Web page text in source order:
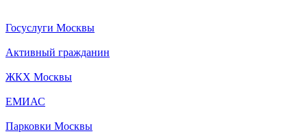
Госуслуги Москвы
Активный гражданин
ЖКХ Москвы
ЕМИАС
Парковки Москвы